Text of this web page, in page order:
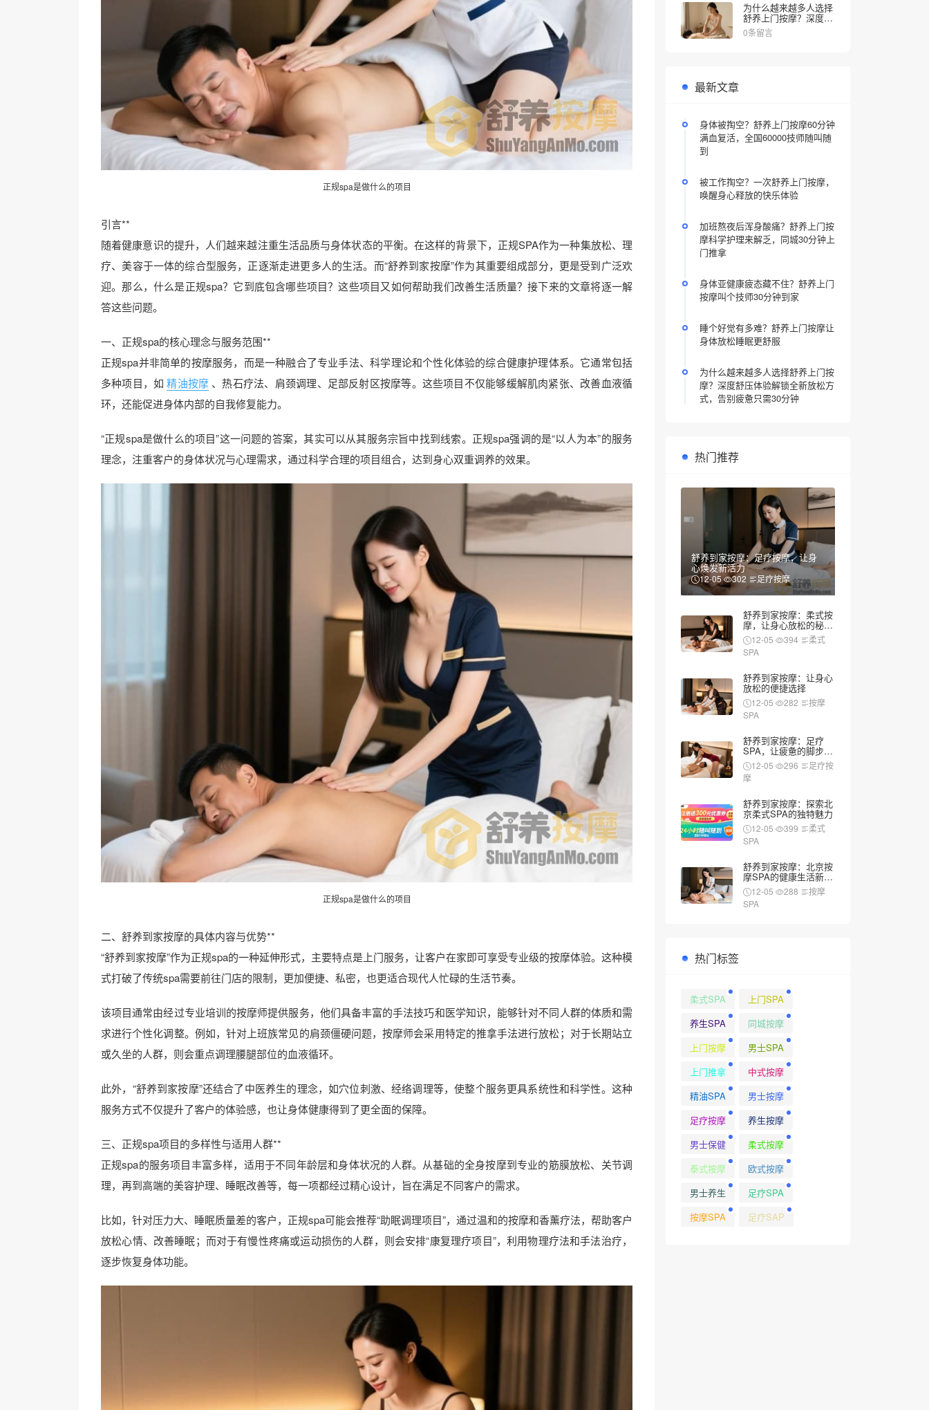
正规spa是做什么的项目
引言**
随着健康意识的提升，人们越来越注重生活品质与身体状态的平衡。在这样的背景下，正规SPA作为一种集放松、理
疗、美容于一体的综合型服务，正逐渐走进更多人的生活。而“舒养到家按摩”作为其重要组成部分，更是受到广泛欢
迎。那么，什么是正规spa？它到底包含哪些项目？这些项目又如何帮助我们改善生活质量？接下来的文章将逐一解
答这些问题。
一、正规spa的核心理念与服务范围**
正规spa并非简单的按摩服务，而是一种融合了专业手法、科学理论和个性化体验的综合健康护理体系。它通常包括
多种项目，如 精油按摩 、热石疗法、肩颈调理、足部反射区按摩等。这些项目不仅能够缓解肌肉紧张、改善血液循
环，还能促进身体内部的自我修复能力。
“正规spa是做什么的项目”这一问题的答案，其实可以从其服务宗旨中找到线索。正规spa强调的是“以人为本”的服务
理念，注重客户的身体状况与心理需求，通过科学合理的项目组合，达到身心双重调养的效果。
正规spa是做什么的项目
二、舒养到家按摩的具体内容与优势**
“舒养到家按摩”作为正规spa的一种延伸形式，主要特点是上门服务，让客户在家即可享受专业级的按摩体验。这种模
式打破了传统spa需要前往门店的限制，更加便捷、私密，也更适合现代人忙碌的生活节奏。
该项目通常由经过专业培训的按摩师提供服务，他们具备丰富的手法技巧和医学知识，能够针对不同人群的体质和需
求进行个性化调整。例如，针对上班族常见的肩颈僵硬问题，按摩师会采用特定的推拿手法进行放松；对于长期站立
或久坐的人群，则会重点调理腰腿部位的血液循环。
此外，“舒养到家按摩”还结合了中医养生的理念，如穴位刺激、经络调理等，使整个服务更具系统性和科学性。这种
服务方式不仅提升了客户的体验感，也让身体健康得到了更全面的保障。
三、正规spa项目的多样性与适用人群**
正规spa的服务项目丰富多样，适用于不同年龄层和身体状况的人群。从基础的全身按摩到专业的筋膜放松、关节调
理，再到高端的美容护理、睡眠改善等，每一项都经过精心设计，旨在满足不同客户的需求。
比如，针对压力大、睡眠质量差的客户，正规spa可能会推荐“助眠调理项目”，通过温和的按摩和香薰疗法，帮助客户
放松心情、改善睡眠；而对于有慢性疼痛或运动损伤的人群，则会安排“康复理疗项目”，利用物理疗法和手法治疗，
逐步恢复身体功能。
为什么越来越多人选择
舒养上门按摩？深度舒
压体验解锁全新放松方
式，告别疲惫只需30分
0条留言
最新文章
身体被掏空？舒养上门按摩60分钟
满血复活，全国60000技师随叫随
到
被工作掏空？一次舒养上门按摩，
唤醒身心释放的快乐体验
加班熬夜后浑身酸痛？舒养上门按
摩科学护理来解乏，同城30分钟上
门推拿
身体亚健康疲态藏不住？舒养上门
按摩叫个技师30分钟到家
睡个好觉有多难？舒养上门按摩让
身体放松睡眠更舒服
为什么越来越多人选择舒养上门按
摩？深度舒压体验解锁全新放松方
式，告别疲惫只需30分钟
热门推荐
舒养到家按摩：足疗按摩，让身
心焕发新活力
12-05 302 足疗按摩
舒养到家按摩：柔式按
摩，让身心放松的秘密
武器12-05 394
柔式
SPA
舒养到家按摩：让身心
放松的便捷选择
12-05 282
按摩
SPA
舒养到家按摩：足疗
SPA，让疲惫的脚步重
新焕发活力
12-05 296
足疗按
摩
舒养到家按摩：探索北
京柔式SPA的独特魅力
12-05 399
柔式
SPA
舒养到家按摩：北京按
摩SPA的健康生活新风
尚12-05 288
按摩
SPA
热门标签
柔式SPA
上门SPA
养生SPA
同城按摩
上门按摩
男士SPA
上门推拿
中式按摩
精油SPA
男士按摩
足疗按摩
养生按摩
男士保健
柔式按摩
泰式按摩
欧式按摩
男士养生
足疗SPA
按摩SPA
足疗SAP